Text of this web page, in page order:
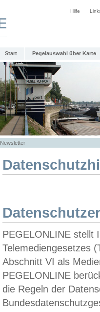
Hilfe
Start Pegelauswahl über Karte
Newsletter
PEGELONLINE stellt
Telemediengesetzes
Abschnitt VI als
PEGELONLINE
die Regeln der